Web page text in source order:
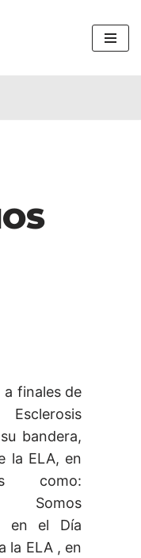
a finales de
bandera,
la ELA, en
como:
Somos
en el Día
la ELA , en